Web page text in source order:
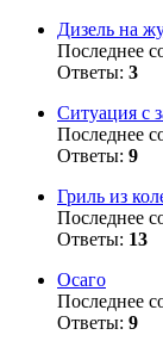
Дизель на
Последнее
Ответы: 3
Ситуация с
Последнее
Ответы: 9
Гриль из
Последнее
Ответы: 13
Осаго
Последнее
Ответы: 9